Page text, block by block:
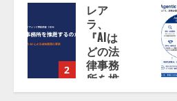
ZETAア
ライア
ンス、
AIと
IoTの
共創を
推進す